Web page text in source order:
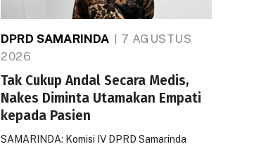
DPRD SAMARINDA
7 AGUSTUS
2026
Tak Cukup Andal Secara Medis,
Nakes Diminta Utamakan Empati
kepada Pasien
SAMARINDA: Komisi IV DPRD Samarinda